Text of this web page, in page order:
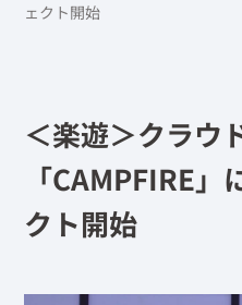
ェクト開始
＜楽遊＞クラウ
「CAMPFIRE
クト開始